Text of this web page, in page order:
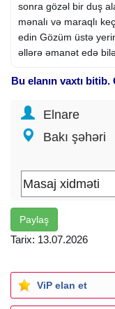
sonra gözəl bir duş
mənalı və maraqlı
edin Gözüm üstə
əllərə əmanət edə
Bu elanın vaxtı
Elnare
Bakı şəhəri
Paylaş
Tarix: 13.07.2026
ViP elan et